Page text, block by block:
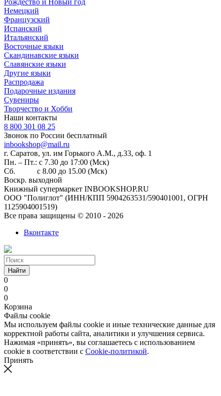
Немецкий
Французский
Испанский
Итальянский
Восточные языки
Скандинавские языки
Славянские языки
Другие языки
Распродажа
Подарочные издания
Сувениры
Творчество и Хобби
Наши контакты
8 800 301 08 25
Звонок по России бесплатный
inbookshop@mail.ru
г. Саратов, ул. им Горького А.М., д.33, оф. 1
Пн. – Пт.: с 7.30 до 17:00 (Мск)
Сб. с 8.00 до 15.00 (Мск)
Воскр. выходной
Книжный супермаркет INBOOKSHOP.RU
ООО "Полиглот" (ИНН/КПП 5904263531/590401001, ОГРН
1125904001519)
Все права защищены © 2010 - 2026
Вконтакте
Найти
0
0
0
Корзина
Файлы cookie
Мы используем файлы cookie и иные технические данные для
корректной работы сайта, аналитики и улучшения сервиса.
Нажимая «принять», вы соглашаетесь с использованием
cookie в соответствии с Cookie-политикой.
Принять